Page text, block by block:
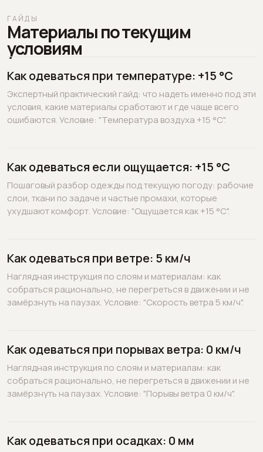
ГАЙДЫ
Материалы по текущим
условиям
Как одеваться при температуре: +15 °C
Экспертный практический гайд: что надеть именно под эти
условия, какие материалы сработают и где чаще всего
ошибаются. Условие: "Температура воздуха +15 °C".
Как одеваться если ощущается: +15 °C
Пошаговый разбор одежды под текущую погоду: рабочие
слои, ткани по задаче и частые промахи, которые
ухудшают комфорт. Условие: "Ощущается как +15 °C".
Как одеваться при ветре: 5 км/ч
Наглядная инструкция по слоям и материалам: как
собраться рационально, не перегреться в движении и не
замёрзнуть на паузах. Условие: "Скорость ветра 5 км/ч".
Как одеваться при порывах ветра: 0 км/ч
Наглядная инструкция по слоям и материалам: как
собраться рационально, не перегреться в движении и не
замёрзнуть на паузах. Условие: "Порывы ветра 0 км/ч".
Как одеваться при осадках: 0 мм